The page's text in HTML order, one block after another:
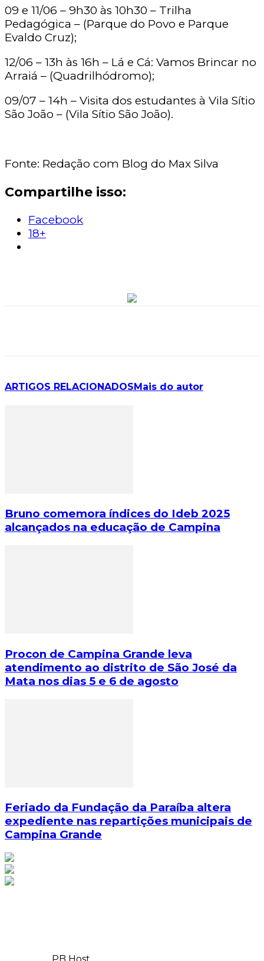
09 e 11/06 – 9h30 às 10h30 – Trilha
Pedagógica – (Parque do Povo e Parque
Evaldo Cruz);
12/06 – 13h às 16h – Lá e Cá: Vamos Brincar no
Arraiá – (Quadrilhódromo);
09/07 – 14h – Visita dos estudantes à Vila Sítio
São João – (Vila Sítio São João).
Fonte: Redação com Blog do Max Silva
Compartilhe isso:
Facebook
18+
ARTIGOS RELACIONADOS Mais do autor
Bruno comemora índices do Ideb 2025
alcançados na educação de Campina
Procon de Campina Grande leva
atendimento ao distrito de São José da
Mata nos dias 5 e 6 de agosto
Feriado da Fundação da Paraíba altera
expediente nas repartições municipais de
Campina Grande